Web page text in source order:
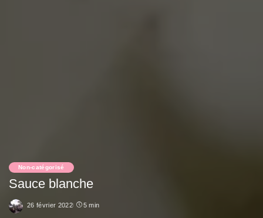
Non-catégorisé
Sauce blanche
26 février 2022 5 min